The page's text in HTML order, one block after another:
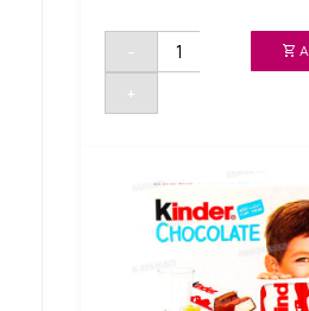
-
quantité
BONBONS
TIC
+